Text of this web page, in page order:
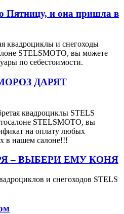
Пятницу, и она пришла в
квадроциклы и снегоходы
STELSMOTO, вы можете
по себестоимости.
ДАРЯТ
квадроциклы STELS
STELSMOTO, вы
на оплату любых
в нашем салоне!!!
– ВЫБЕРИ ЕМУ КОНЯ
и снегоходов STELS